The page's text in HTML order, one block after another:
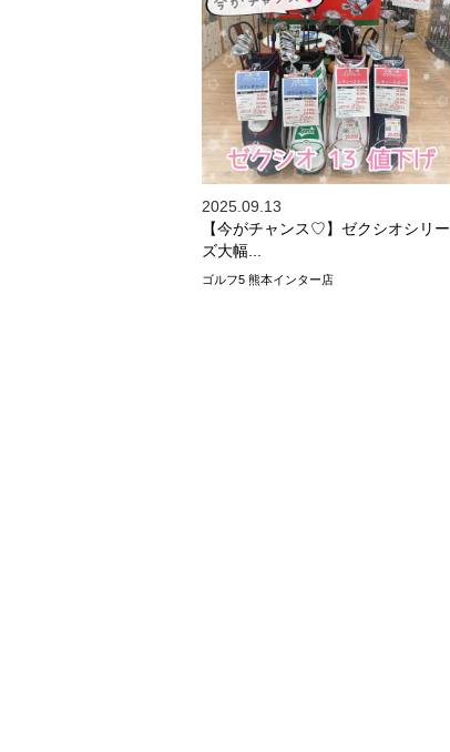
2025.09.13
【今がチャンス♡】ゼクシオシリー
ズ大幅...
ゴルフ5 熊本インター店